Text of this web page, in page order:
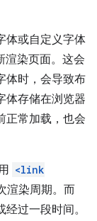
体或自定义字体
渲染页面。这会
体时，会导致布
体存储在浏览器
正常加载，也会
<link
渲染周期。而
过一段时间。